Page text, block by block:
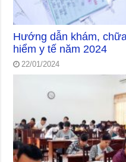
Hướng dẫn khám,
hiểm y tế năm 2024
22/01/2024